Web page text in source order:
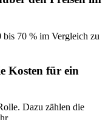
70 % im Vergleich zu
Kosten für ein
Dazu zählen die